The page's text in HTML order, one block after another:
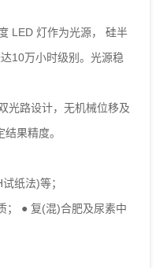
灯作为光源， 硅半
10万小时级别。光源稳
路设计，无机械位移及
果精度。
纸法)等；
● 复(混)合肥及尿素中